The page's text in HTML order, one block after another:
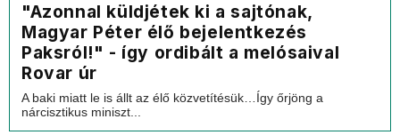
"Azonnal küldjétek ki a sajtónak,
Magyar Péter élő bejelentkezés
Paksról!" - így ordibált a melósaival
Rovar úr
A baki miatt le is állt az élő közvetítésük…Így őrjöng a
nárcisztikus miniszt...